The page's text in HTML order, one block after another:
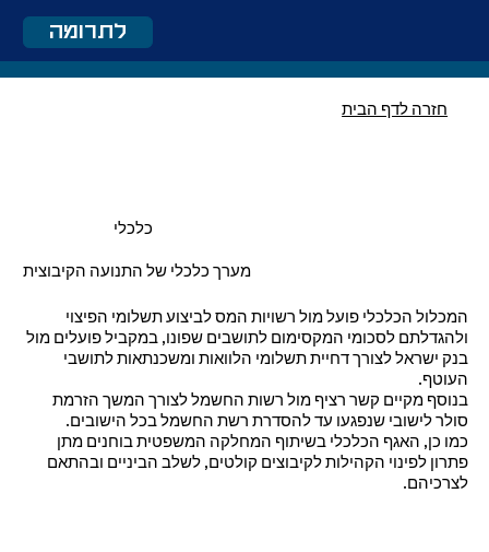
לתרומה
המכלול הכלכלי פועל מול רשויות המס לביצוע תשלומי הפיצוי
ולהגדלתם לסכומי המקסימום לתושבים שפונו, במקביל פועלים מול
בנק ישראל לצורך דחיית תשלומי הלוואות ומשכנתאות לתושבי
העוטף.
בנוסף מקיים קשר רציף מול רשות החשמל לצורך המשך הזרמת
סולר לישובי שנפגעו עד להסדרת רשת החשמל בכל הישובים.
כמו כן, האגף הכלכלי בשיתוף המחלקה המשפטית בוחנים מתן
פתרון לפינוי הקהילות לקיבוצים קולטים, לשלב הביניים ובהתאם
לצרכיהם.
מערך כלכלי של התנועה הקיבוצית
כלכלי
חזרה לדף הבית